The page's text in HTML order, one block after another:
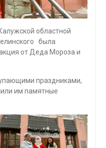
областной
была
от Деда Мороза и
праздниками,
им памятные